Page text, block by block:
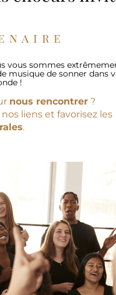
vous sommes
musique de sonner dans
!
nous rencontrer ?
Donnez-vous de la visibilité en célébrant nos liens et favorisez les
.